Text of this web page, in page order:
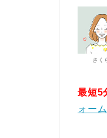
さく
最短5
ォーム